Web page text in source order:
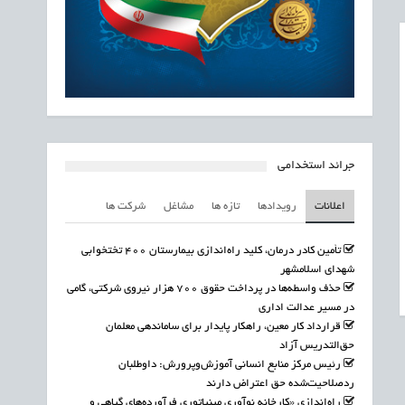
جرائد استخدامی
اعلانات رویدادها تازه ها مشاغل شرکت ها
تأمین کادر درمان، کلید راه‌اندازی بیمارستان ۴۰۰ تختخوابی
شهدای اسلامشهر
حذف واسطه‌ها در پرداخت حقوق ۷۰۰ هزار نیروی شرکتی، گامی
در مسیر عدالت اداری
قرارداد کار معین، راهکار پایدار برای ساماندهی معلمان
حق‌التدریس آزاد
رئیس مرکز منابع انسانی آموزش‌وپرورش: داوطلبان
ردصلاحیت‌شده حق اعتراض دارند